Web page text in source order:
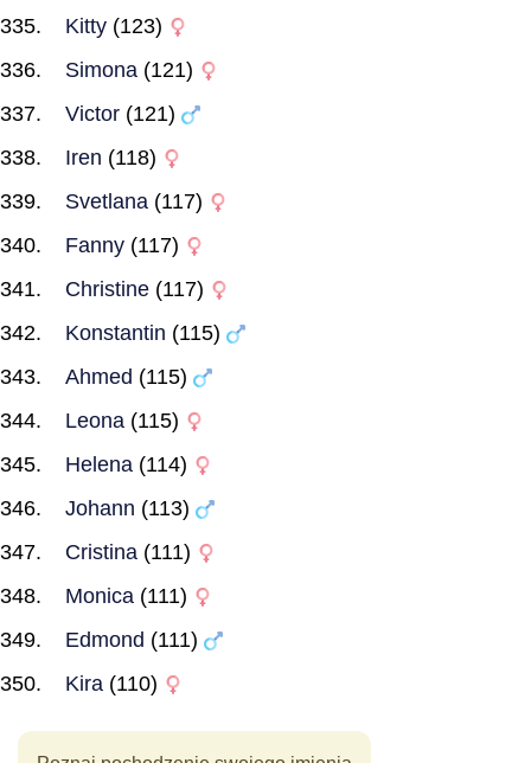
Kitty (123)
Simona (121)
Victor (121)
Iren (118)
Svetlana (117)
Fanny (117)
Christine (117)
Konstantin (115)
Ahmed (115)
Leona (115)
Helena (114)
Johann (113)
Cristina (111)
Monica (111)
Edmond (111)
Kira (110)